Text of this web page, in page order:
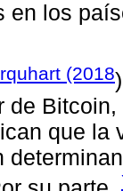
en los
(2018
de
que la